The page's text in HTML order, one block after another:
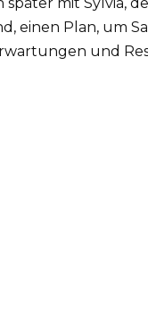
einen Plan, um
und